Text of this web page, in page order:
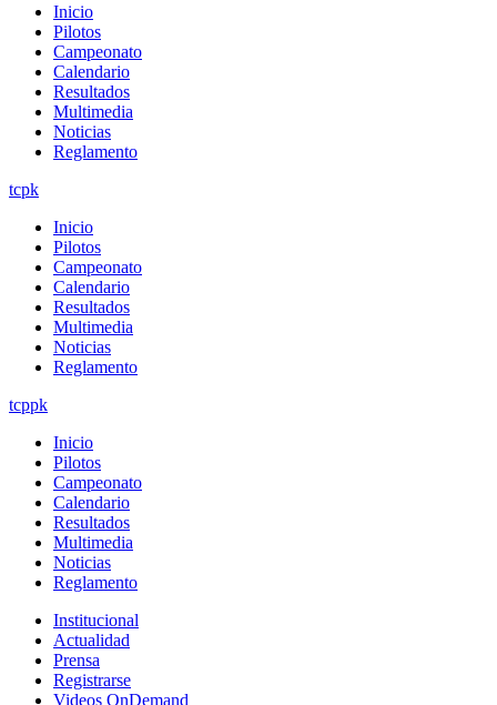
Inicio
Pilotos
Campeonato
Calendario
Resultados
Multimedia
Noticias
Reglamento
tcpk
Inicio
Pilotos
Campeonato
Calendario
Resultados
Multimedia
Noticias
Reglamento
tcppk
Inicio
Pilotos
Campeonato
Calendario
Resultados
Multimedia
Noticias
Reglamento
Institucional
Actualidad
Prensa
Registrarse
Videos OnDemand